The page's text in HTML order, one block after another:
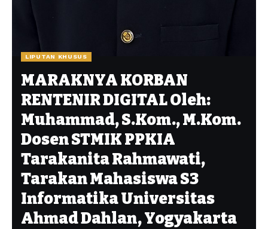
LIPUTAN KHUSUS
MARAKNYA KORBAN
RENTENIR DIGITAL Oleh:
Muhammad, S.Kom., M.Kom.
Dosen STMIK PPKIA
Tarakanita Rahmawati,
Tarakan Mahasiswa S3
Informatika Universitas
Ahmad Dahlan, Yogyakarta